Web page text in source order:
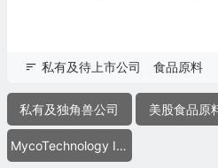
私有及待上市公司 食品原料
私有及独角兽公司 美股食品原
MycoTechnology Inc.